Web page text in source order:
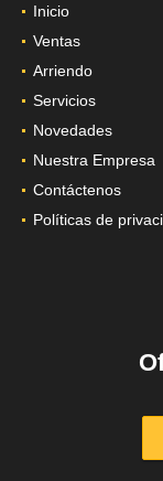
Inicio
Ventas
Arriendo
Servicios
Novedades
Nuestra Empresa
Contáctenos
Políticas de